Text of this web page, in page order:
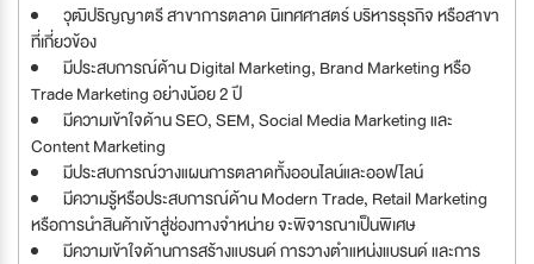
วุฒิปริญญาตรี สาขาการตลาด นิเทศศาสตร์ บริหารธุรกิจ หรือสาขา
ที่เกี่ยวข้อง
มีประสบการณ์ด้าน Digital Marketing, Brand Marketing หรือ
Trade Marketing อย่างน้อย 2 ปี
มีความเข้าใจด้าน SEO, SEM, Social Media Marketing และ
Content Marketing
มีประสบการณ์วางแผนการตลาดทั้งออนไลน์และออฟไลน์
มีความรู้หรือประสบการณ์ด้าน Modern Trade, Retail Marketing
หรือการนำสินค้าเข้าสู่ช่องทางจำหน่าย จะพิจารณาเป็นพิเศษ
มีความเข้าใจด้านการสร้างแบรนด์ การวางตำแหน่งแบรนด์ และการ